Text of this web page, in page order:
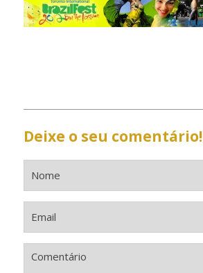
Deixe o seu comentário!